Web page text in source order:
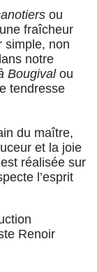
ou
fraîcheur
simple, non
notre
Bougivalou
tendresse
du maître,
et la joie
réalisée sur
l’esprit
Renoir